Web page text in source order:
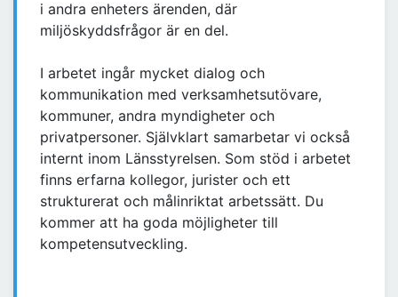
i andra enheters ärenden, där
miljöskyddsfrågor är en del.
I arbetet ingår mycket dialog och
kommunikation med verksamhetsutövare,
kommuner, andra myndigheter och
privatpersoner. Självklart samarbetar vi också
internt inom Länsstyrelsen. Som stöd i arbetet
finns erfarna kollegor, jurister och ett
strukturerat och målinriktat arbetssätt. Du
kommer att ha goda möjligheter till
kompetensutveckling.